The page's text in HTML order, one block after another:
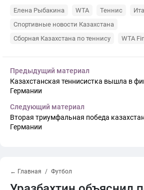
Елена Рыбакина WTA Теннис
Спортивные новости Казахстана
Сборная Казахстана по теннису
WTA
Предыдущий материал
Казахстанская теннисистка вышла в
Германии
Следующий материал
Вторая триумфальная победа
Германии
← Главная Футбол